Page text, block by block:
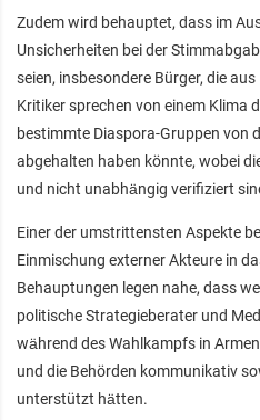
Zudem wird behauptet, dass im
Unsicherheiten bei der
seien, insbesondere Bürger, die
Kritiker sprechen von einem Klima
bestimmte Diaspora-Gruppen von
abgehalten haben könnte, wobei
und nicht unabhängig verifiziert
Einer der umstrittensten Aspekte
Einmischung externer Akteure in
Behauptungen legen nahe, dass
politische Strategieberater und
während des Wahlkampfs in
und die Behörden kommunikativ
unterstützt hätten.